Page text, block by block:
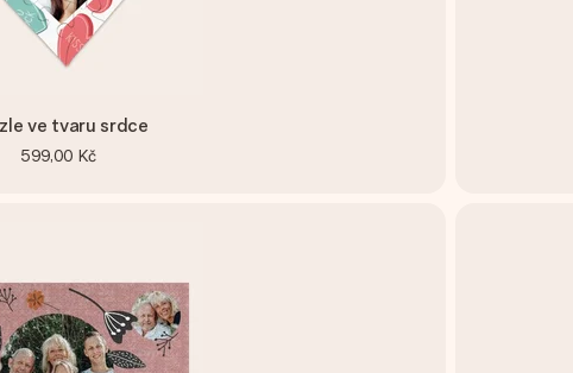
ve tvaru srdce
599,00 Kč